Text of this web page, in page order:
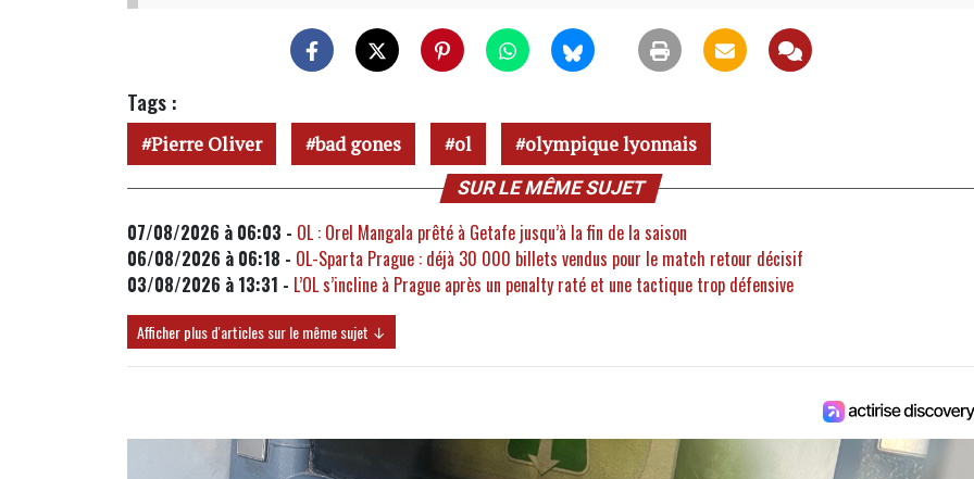
Tags :
Pierre Oliver bad gones ol olympique lyonnais
SUR LE MÊME SUJET
07/08/2026 à 06:03 - OL : Orel Mangala prêté à Getafe jusqu’à la fin de la saison
06/08/2026 à 06:18 - OL-Sparta Prague : déjà 30 000 billets vendus pour le match retour décisif
03/08/2026 à 13:31 - L’OL s’incline à Prague après un penalty raté et une tactique trop défensive
Afficher plus d'articles sur le même sujet ↓